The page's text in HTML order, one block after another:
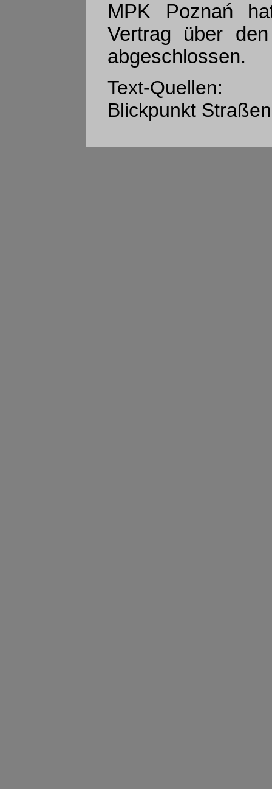
MPK Poznań
Vertrag über
abgeschlossen.
Text-Quellen:
Blickpunkt